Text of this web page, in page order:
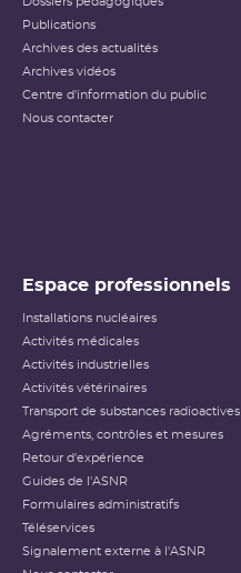
Publications
Archives des actualités
Archives vidéos
Centre d'information du public
Nous contacter
Espace professionnels
Installations nucléaires
Activités médicales
Activités industrielles
Activités vétérinaires
Transport de substances radioactives
Agréments, contrôles et mesures
Retour d'expérience
Guides de l'ASNR
Formulaires administratifs
Téléservices
Signalement externe à l'ASNR